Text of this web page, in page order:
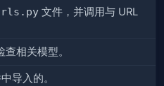
文件，并调用与 URL
相关模型。
导入的。